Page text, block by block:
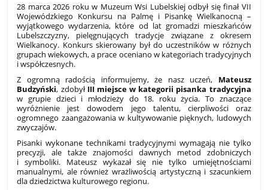
28 marca 2026 roku w Muzeum Wsi Lubelskiej odbył się finał VII
Wojewódzkiego Konkursu na Palmę i Pisankę Wielkanocną –
wyjątkowego wydarzenia, które od lat gromadzi mieszkańców
Lubelszczyzny, pielęgnujących tradycje związane z okresem
Wielkanocy. Konkurs skierowany był do uczestników w różnych
grupach wiekowych, a prace oceniano w kategoriach tradycyjnych
i współczesnych.
Z ogromną radością informujemy, że nasz uczeń, Mateusz
Budzyński, zdobył III miejsce w kategorii pisanka tradycyjna
w grupie dzieci i młodzieży do 18. roku życia. To znaczące
wyróżnienie jest dowodem jego talentu, cierpliwości oraz
ogromnego zaangażowania w kultywowanie pięknych, ludowych
zwyczajów.
Pisanki wykonane technikami tradycyjnymi wymagają nie tylko
precyzji, ale także znajomości dawnych metod zdobniczych
i symboliki. Mateusz wykazał się nie tylko umiejętnościami
manualnymi, ale również wrażliwością artystyczną i szacunkiem
dla dziedzictwa kulturowego regionu.